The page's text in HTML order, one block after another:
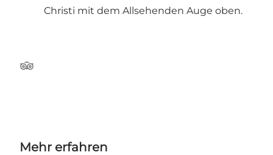
Christi mit dem Allsehenden Auge oben.
Tripadvisor
Mehr erfahren